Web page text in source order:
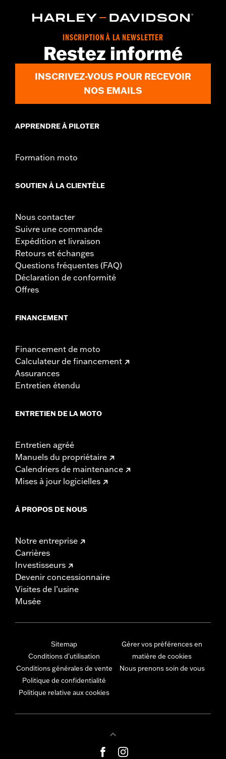
Collection: Defiance
Unité de mesure de diamètre de matériau:Pouces
Vendu à l'unité:Paire
Dans la boîte:Poignées gauche et droite
GARANTIE:1 year limited warranty – Go towww.h-
for full details
INSCRIPTION À LA NEWSLETTER
Restez informé
INSCRIVEZ-VOUS POUR RECEVOIR
NOS EMAILS
APPRENDRE À PILOTER
Formation moto
SOUTIEN À LA CLIENTÈLE
Nous contacter
Suivre une commande
Expédition et livraison
Retours et échanges
Questions fréquentes (FAQ)
Déclaration de conformité
Offres
FINANCEMENT
Financement de moto
Calculateur de financement
Assurances
Entretien étendu
ENTRETIEN DE LA MOTO
Entretien agréé
Manuels du propriétaire
Calendriers de maintenance
Mises à jour logicielles
À PROPOS DE NOUS
Notre entreprise
Carrières
Investisseurs
Devenir concessionnaire
Visites de l’usine
Musée
Sitemap
Conditions d'utilisation
Conditions générales de vente
Politique de confidentialité
Politique relative aux cookies
Gérer vos préférences en
matière de cookies
Nous prenons soin de vous